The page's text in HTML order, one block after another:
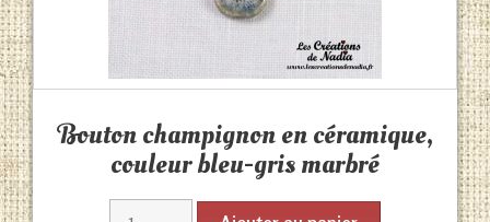
Bouton champignon en céramique,
couleur bleu-gris marbré